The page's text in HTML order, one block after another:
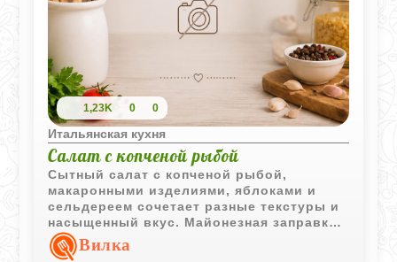
1,23K 0 0
Итальянская кухня
Салат с копченой рыбой
Сытный салат с копченой рыбой,
макаронными изделиями, яблоками и
сельдереем сочетает разные текстуры и
насыщенный вкус. Майонезная заправка
с луком делает его особенно
выразительным.
Вилка